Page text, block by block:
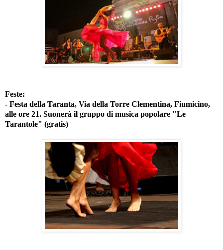
Feste:
- Festa della Taranta, Via della Torre Clementina, Fiumicino,
alle ore 21. Suonerà il gruppo di musica popolare "Le
Tarantole" (gratis)